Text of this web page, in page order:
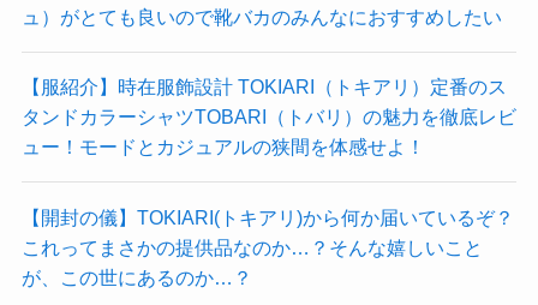
ュ）がとても良いので靴バカのみんなにおすすめしたい
【服紹介】時在服飾設計 TOKIARI（トキアリ）定番のス
タンドカラーシャツTOBARI（トバリ）の魅力を徹底レビ
ュー！モードとカジュアルの狭間を体感せよ！
【開封の儀】TOKIARI(トキアリ)から何か届いているぞ？
これってまさかの提供品なのか…？そんな嬉しいこと
が、この世にあるのか…？